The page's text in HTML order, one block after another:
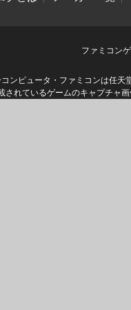
ファミコン
ンピュータ・ファミコンは任天
されているゲームのキャプチャ